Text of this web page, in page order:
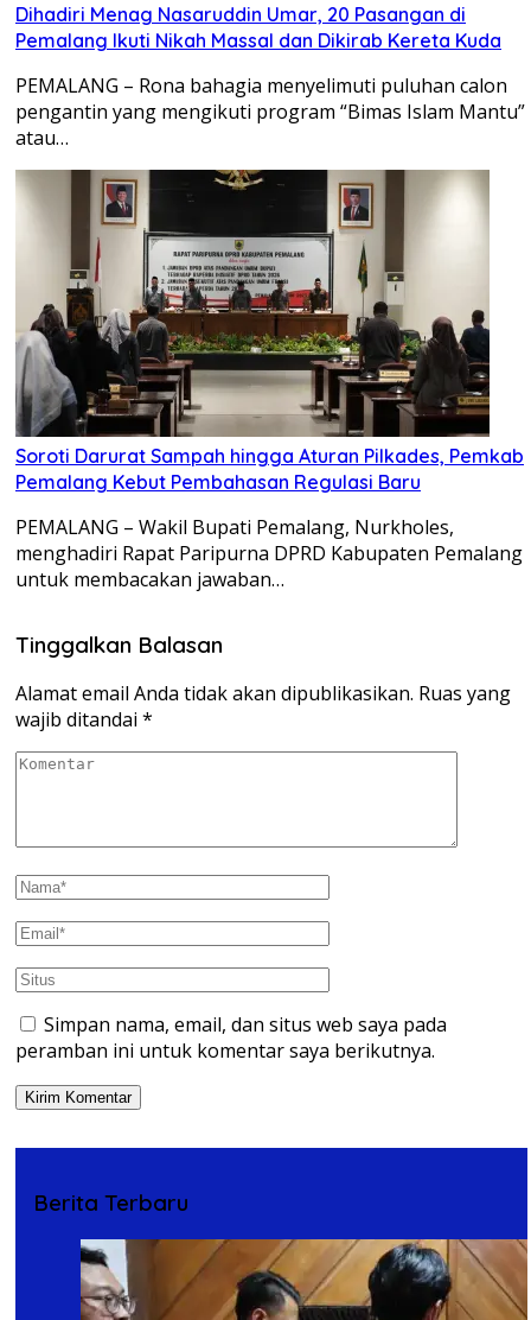
Dihadiri Menag Nasaruddin Umar, 20 Pasangan di
Pemalang Ikuti Nikah Massal dan Dikirab Kereta Kuda
PEMALANG – Rona bahagia menyelimuti puluhan calon
pengantin yang mengikuti program “Bimas Islam Mantu”
atau…
Soroti Darurat Sampah hingga Aturan Pilkades, Pemkab
Pemalang Kebut Pembahasan Regulasi Baru
PEMALANG – Wakil Bupati Pemalang, Nurkholes,
menghadiri Rapat Paripurna DPRD Kabupaten Pemalang
untuk membacakan jawaban…
Tinggalkan Balasan
Alamat email Anda tidak akan dipublikasikan. Ruas yang
wajib ditandai *
Simpan nama, email, dan situs web saya pada
peramban ini untuk komentar saya berikutnya.
Berita Terbaru